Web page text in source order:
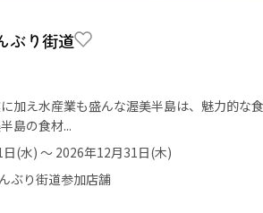
ぶり街道
加え水産業も盛んな渥美半島は、魅力的な
島の食材...
(水) ～ 2026年12月31日(木)
ぶり街道参加店舗